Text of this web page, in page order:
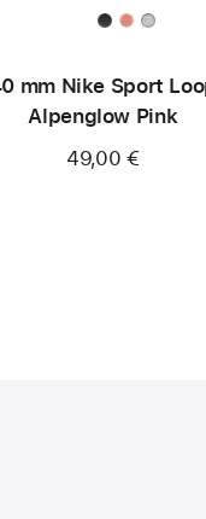
mm Nike Sport
Alpenglow Pink
49,00 €